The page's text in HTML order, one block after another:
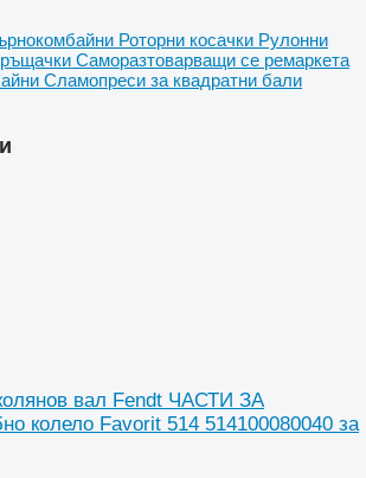
вал Fendt ЧАСТИ ЗА
колело Favorit 514 514100080040 за
Роторни косачки Рулонни
Саморазтоварващи се ремаркета
Сламопреси за квадратни бали